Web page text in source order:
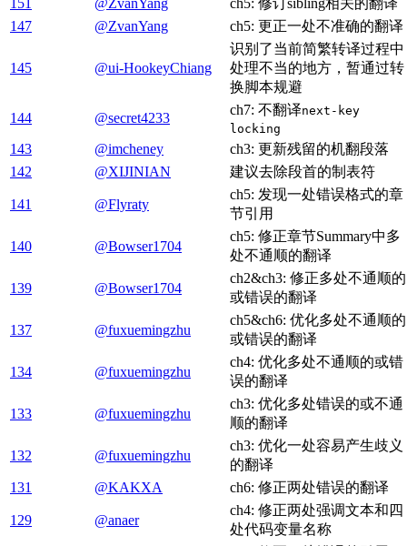
151 @ZvanYang
ch5: 修订sibling相关的翻译
147
@ZvanYang ch5: 更正一处不准确的翻译
145 @ui-HookeyChiang
识别了当前简繁转译过程中
处理不当的地方，暂通过转
换脚本规避
144
@secret4233
ch7: 不翻译next-key
locking
143 @imcheney
ch3: 更新残留的机翻段落
142
@XIJINIAN 建议去除段首的制表符
141 @Flyraty
ch5: 发现一处错误格式的章
节引用
140 @Bowser1704
ch5: 修正章节Summary中多
处不通顺的翻译
139 @Bowser1704
ch2&ch3: 修正多处不通顺的
或错误的翻译
137 @fuxuemingzhu
ch5&ch6: 优化多处不通顺的
或错误的翻译
134 @fuxuemingzhu
ch4: 优化多处不通顺的或错
误的翻译
133 @fuxuemingzhu
ch3: 优化多处错误的或不通
顺的翻译
132 @fuxuemingzhu
ch3: 优化一处容易产生歧义
的翻译
131
@KAKXA ch6: 修正两处错误的翻译
129 @anaer
ch4: 修正两处强调文本和四
处代码变量名称